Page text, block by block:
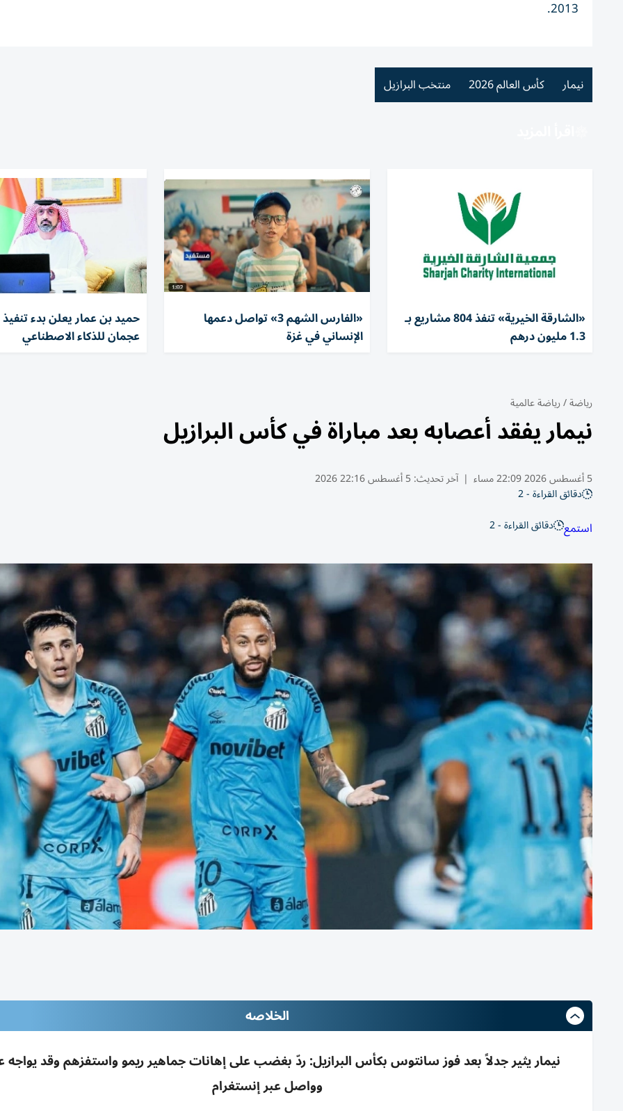
2013.
نيمار كأس العالم 2026 منتخب البرازيل
«الشارقة الخيرية» تنفذ 804 مشاريع بـ
1.3 مليون درهم
«الفارس الشهم 3» تواصل دعمها
الإنساني في غزة
حميد بن عمار يعلن بدء تنفيذ
عجمان للذكاء الاصطناعي
رياضة/رياضة عالمية
نيمار يفقد أعصابه بعد مباراة في كأس البرازيل
5 أغسطس 2026 22:09 مساء | آخر تحديث:5 أغسطس 22:16 2026
دقائق القراءة - 2
استمع دقائق القراءة - 2
الخلاصه
نيمار يثير جدلاً بعد فوز سانتوس بكأس البرازيل: ردّ بغضب على إهانات جماهير ريمو واستفزهم وقد يواجه
وواصل عبر إنستغرام